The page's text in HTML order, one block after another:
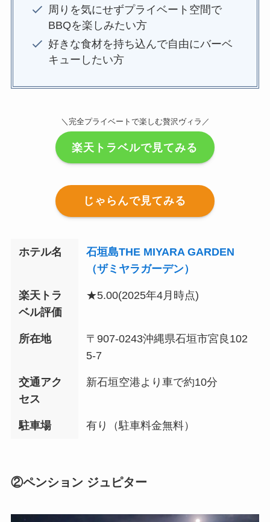
周りを気にせずプライベート空間で
BBQを楽しみたい方
好きな食材を持ち込んで自由にバーベ
キューしたい方
＼完全プライベートで楽しむ贅沢ヴィラ／
楽天トラベルで見てみる
じゃらんで見てみる
ホテル名
石垣島THE MIYARA GARDEN
（ザミヤラガーデン）
楽天トラ
ベル評価
★5.00(2025年4月時点)
所在地
〒907-0243沖縄県石垣市宮良102
5-7
交通アク
セス
新石垣空港より車で約10分
駐車場 有り（駐車料金無料）
②ペンション ジュピター